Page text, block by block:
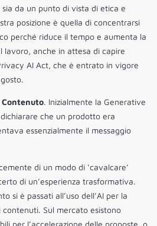
da un punto di vista di etica e
posizione è quella di concentrarsi
perché riduce il tempo e aumenta la
anche in attesa di capire
AI Act, che è entrato in vigore
Contenuto. Inizialmente la Generative
che un prodotto era
essenzialmente il messaggio
di un modo di ‘cavalcare’
di un’esperienza trasformativa.
si è passati all’uso dell’AI per la
Sul mercato esistono
per l’accelerazione delle proposte, o